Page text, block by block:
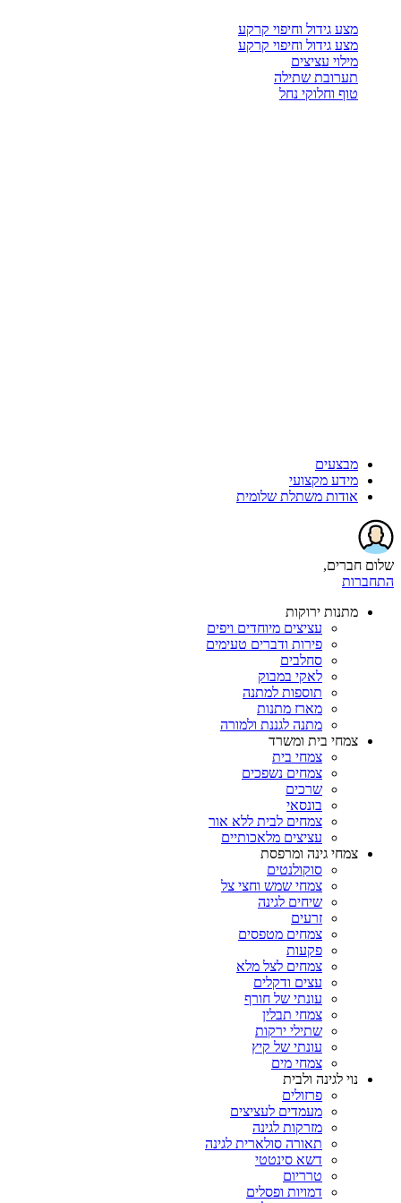
מצע גידול וחיפוי קרקע
מצע גידול וחיפוי קרקע
מילוי עציצים
תערובת שתילה
טוף וחלוקי נחל
מבצעים
מידע מקצועי
אודות משתלת שלומית
שלום חברים,
התחברות
מתנות ירוקות
עציצים מיוחדים ויפים
פירות ודברים טעימים
סחלבים
לאקי במבוק
תוספות למתנה
מארז מתנות
מתנה לגננת ולמורה
צמחי בית ומשרד
צמחי בית
צמחים נשפכים
שרכים
בונסאי
צמחים לבית ללא אור
עציצים מלאכותיים
צמחי גינה ומרפסת
סוקולנטים
צמחי שמש וחצי צל
שיחים לגינה
זרעים
צמחים מטפסים
פקעות
צמחים לצל מלא
עצים ודקלים
עונתי של חורף
צמחי תבלין
שתילי ירקות
עונתי של קיץ
צמחי מים
נוי לגינה ולבית
פרזולים
מעמדים לעציצים
מזרקות לגינה
תאורה סולארית לגינה
דשא סינטטי
טרריום
דמויות ופסלים